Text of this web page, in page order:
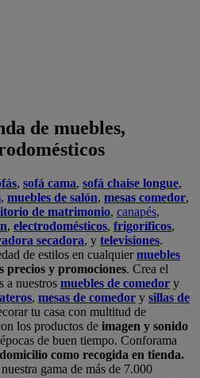
de muebles,
, sofá cama, sofá chaise longue,
, muebles de salón, mesas comedor,
de matrimonio, canapés,
, electrodomésticos, frigoríficos,
secadora, y televisiones.
de estilos en cualquiermuebles
precios y promociones. Crea el
a nuestros muebles de comedor y
, mesas de comedor y sillas de
tu casa con multitud de
los productos de imagen y sonido
de buen tiempo. Conforama
como recogida en tienda.
gama de más de 7.000